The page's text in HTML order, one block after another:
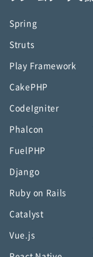
Spring
Struts
Play Framework
CakePHP
CodeIgniter
Phalcon
FuelPHP
Django
Ruby on Rails
Catalyst
Vue.js